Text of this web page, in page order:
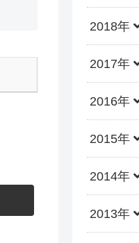
2018年
2017年
2016年
2015年
2014年
2013年